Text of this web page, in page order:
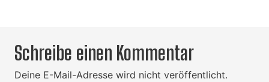
Schreibe einen Kommentar
Deine E-Mail-Adresse wird nicht veröffentlicht.